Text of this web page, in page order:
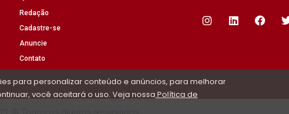
Redação
Cadastre-se
Anuncie
Contato
para personalizar conteúdo e anúncios, para melhorar
você aceitará o uso. Veja nossa Política de